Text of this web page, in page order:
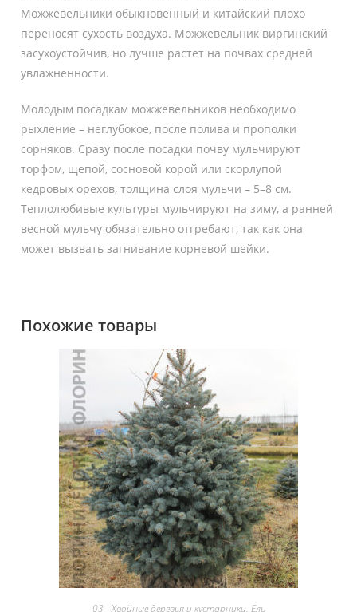
Можжевельники обыкновенный и китайский плохо
переносят сухость воздуха. Можжевельник виргинский
засухоустойчив, но лучше растет на почвах средней
увлажненности.
Молодым посадкам можжевельников необходимо
рыхление – неглубокое, после полива и прополки
сорняков. Сразу после посадки почву мульчируют
торфом, щепой, сосновой корой или скорлупой
кедровых орехов, толщина слоя мульчи – 5–8 см.
Теплолюбивые культуры мульчируют на зиму, а ранней
весной мульчу обязательно отгребают, так как она
может вызвать загнивание корневой шейки.
Похожие товары
03 - Хвойные деревья и кустарники, Ель